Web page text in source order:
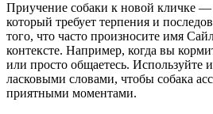
Приучение собаки к новой кличке
который требует терпения и
того, что часто произносите имя
контексте. Например, когда вы
или просто общаетесь. Используйте
ласковыми словами, чтобы собака
приятными моментами.